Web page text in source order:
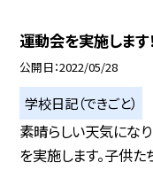
運動会を実施します！
公開日 2022/05/28
学校日記（できごと）
素晴らしい天気にな
を実施します。子供た